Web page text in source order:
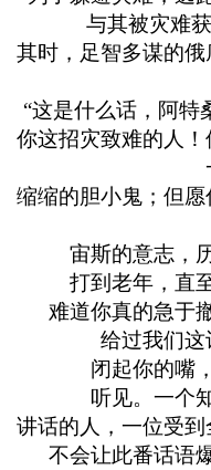
与其被灾难
其时，足智多谋的
“这是什么话，阿特
你这招灾致难的人！
缩缩的胆小鬼；但
宙斯的意志，
打到老年，直
难道你真的急于
给过我们这
闭起你的嘴
听见。一个
讲话的人，一位受到
不会让此番话语